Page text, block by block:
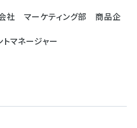
会社 マーケティング部 商品企
マネージャー